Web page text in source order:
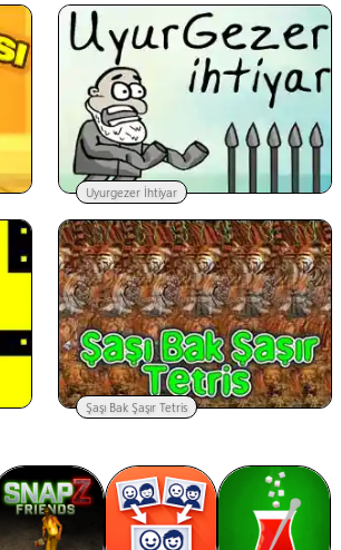
Uyurgezer İhtiyar
Şaşı Bak Şaşır Tetris